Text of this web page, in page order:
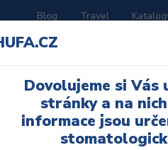
Blog Travel
Dovolujeme si
stránky a na
informace jsou